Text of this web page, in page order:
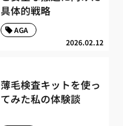
具体的戦略
2026.02.12
AGA
薄毛検査キットを使っ
てみた私の体験談